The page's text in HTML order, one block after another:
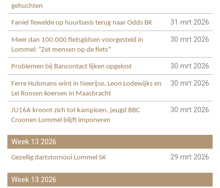
gehuchten
Faniel Tewelde op huurbasis terug naar Odds BK 31 mrt 2026
Meer dan 100.000 fietsgidsen voorgesteld in
Lommel: “Zet mensen op de fiets”
30 mrt 2026
Problemen bij Bancontact lijken opgelost 30 mrt 2026
Ferre Hulsmans wint in Neerijse, Leon Lodewijks en
Lei Roosen koersen in Maasbracht
30 mrt 2026
JU16A kroont zich tot kampioen, jeugd BBC
Croonen Lommel blijft imponeren
30 mrt 2026
Week 13 2026
Gezellig dartstornooi Lommel SK 29 mrt 2026
Week 13 2026